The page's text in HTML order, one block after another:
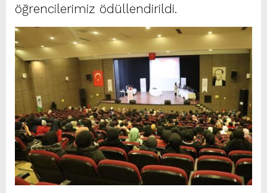
öğrencilerimiz ödüllendirildi.